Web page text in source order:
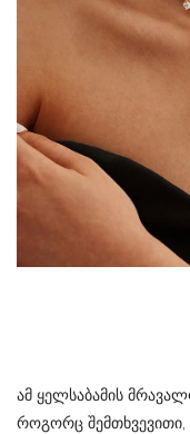
ამ ყელსაბამის
როგორც შემთხვევითი,